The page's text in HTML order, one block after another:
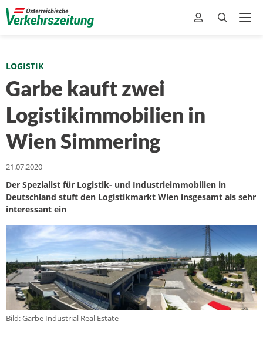
LOGISTIK
Garbe kauft zwei
Logistikimmobilien in
Wien Simmering
21.07.2020
Der Spezialist für Logistik- und Industrieimmobilien in
Deutschland stuft den Logistikmarkt Wien insgesamt als sehr
interessant ein
Bild: Garbe Industrial Real Estate